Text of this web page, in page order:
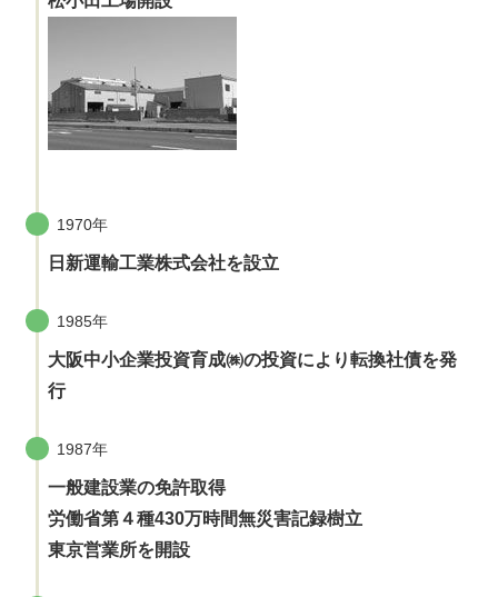
1970年
日新運輸工業株式会社を設立
1985年
大阪中小企業投資育成㈱の投資により転換社債を発
行
1987年
一般建設業の免許取得
労働省第４種430万時間無災害記録樹立
東京営業所を開設